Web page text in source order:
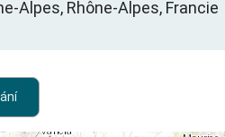
Alpes, Rhône-Alpes, Francie